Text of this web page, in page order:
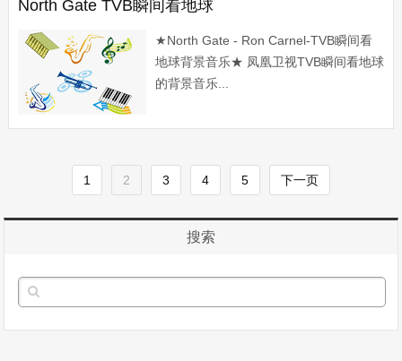
North Gate TVB瞬间看地球
★North Gate - Ron Carnel-TVB瞬间看
地球背景音乐★ 凤凰卫视TVB瞬间看地球
的背景音乐...
1 2 3 4 5 下一页
搜索